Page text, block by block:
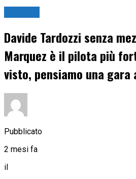
Davide Tardozzi senza
Marquez è il pilota più
visto, pensiamo una gara
Pubblicato
2 mesi fa
il